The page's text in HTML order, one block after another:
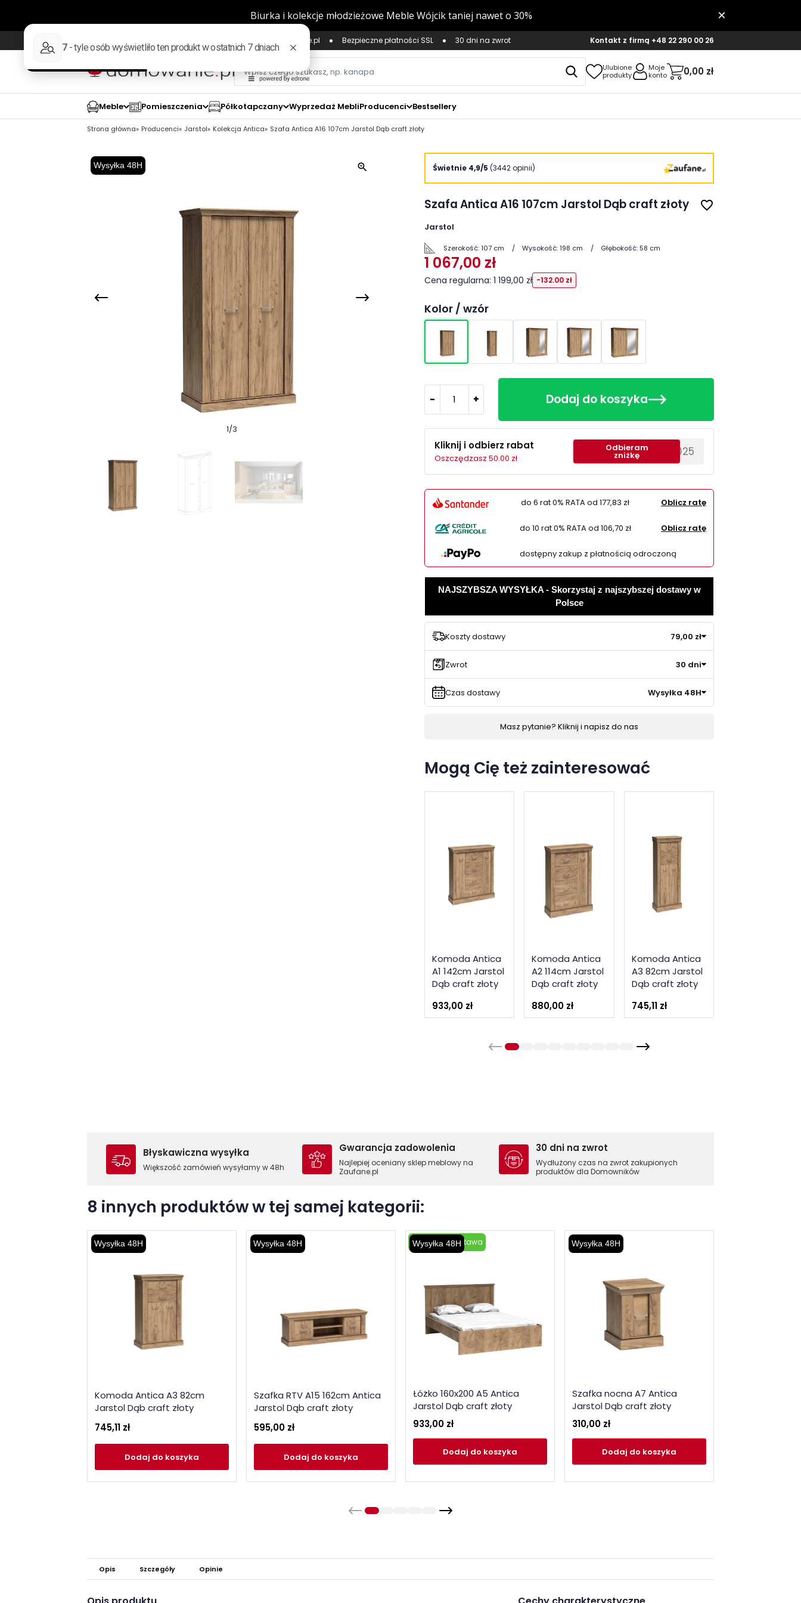
98% pozytywnych opinii według Zaufane.pl Bezpieczne płatności SSL 30 dni na zwrot Kontakt z firmą +48 22 290 00 26
Ulubione
produkty
Moje
konto
0,00 zł
Meble Pomieszczenia Półkotapczany Wyprzedaż MebliProducenci Bestsellery
Strona główna Producenci Jarstol Kolekcja Antica Szafa Antica A16 107cm Jarstol Dąb craft złoty
Wysyłka 48H
1/3
zoom_in Świetnie 4,9/5 (3442 opinii)
Szafa Antica A16 107cm Jarstol Dąb craft złoty favorite_border
Jarstol
Szerokość:107 cm Wysokość:198 cm Głębokość:58 cm
1 067,00 zł
Cena regularna: 1 199,00 zł -132.00 zł
Kolor / wzór
- + Dodaj do koszyka
Kliknij i odbierz rabat
Oszczędzasz 50.00 zł ********EWS2025
Odbieram
zniżkę
do 6 rat 0% RATA od 177,83 zł Oblicz ratę
do 10 rat 0% RATA od 106,70 zł Oblicz ratę
dostępny zakup z płatnością odroczoną
NAJSZYBSZA WYSYŁKA - Skorzystaj z najszybszej dostawy w
Polsce
Koszty dostawy 79,00 zł
Zwrot 30 dni
Czas dostawy Wysyłka 48H
Masz pytanie? Kliknij i napisz do nas
Mogą Cię też zainteresować
Komoda Antica
A1 142cm Jarstol
Dąb craft złoty
933,00 zł
Komoda Antica
A2 114cm Jarstol
Dąb craft złoty
880,00 zł
Komoda Antica
A3 82cm Jarstol
Dąb craft złoty
745,11 zł
Błyskawiczna wysyłka
Większość zamówień wysyłamy w 48h
Gwarancja zadowolenia
Najlepiej oceniany sklep meblowy na
Zaufane.pl
30 dni na zwrot
Wydłużony czas na zwrot zakupionych
produktów dla Domowników
8 innych produktów w tej samej kategorii:
Wysyłka 48H
Komoda Antica A3 82cm
Jarstol Dąb craft złoty
745,11 zł
Dodaj do koszyka
Wysyłka 48H
Szafka RTV A15 162cm Antica
Jarstol Dąb craft złoty
595,00 zł
Dodaj do koszyka
Wysyłka 48H
Darmowa dostawa
Łóżko 160x200 A5 Antica
Jarstol Dąb craft złoty
933,00 zł
Dodaj do koszyka
Wysyłka 48H
Szafka nocna A7 Antica
Jarstol Dąb craft złoty
310,00 zł
Dodaj do koszyka
Opis Szczegóły Opinie